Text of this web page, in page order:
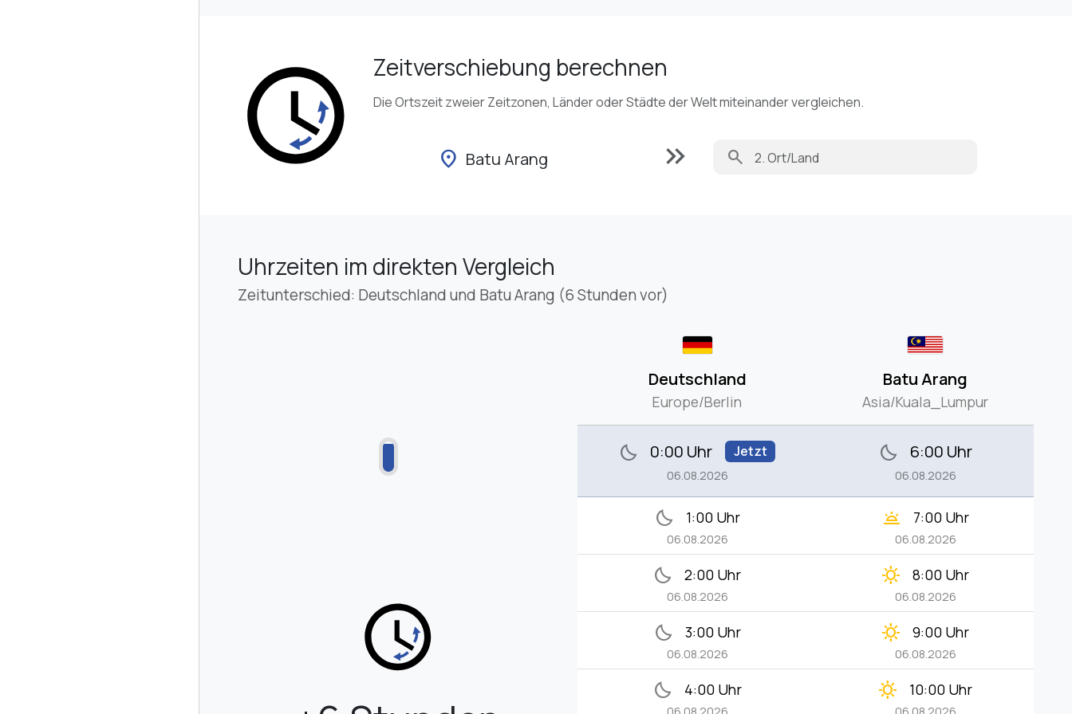
Zeitverschiebung berechnen
Die Ortszeit zweier Zeitzonen, Länder oder Städte der Welt miteinander vergleichen.
location_on Batu Arang keyboard_double_arrow_right search
Uhrzeiten im direkten Vergleich
Zeitunterschied: Deutschland und Batu Arang (6 Stunden vor)
Deutschland
Europe/Berlin
Batu Arang
Asia/Kuala_Lumpur
bedtime 0:00 Uhr Jetzt
06.08.2026
bedtime 6:00 Uhr
06.08.2026
bedtime 1:00 Uhr
06.08.2026
wb_twilight 7:00 Uhr
06.08.2026
bedtime 2:00 Uhr
06.08.2026
clear_day 8:00 Uhr
06.08.2026
bedtime 3:00 Uhr
06.08.2026
clear_day 9:00 Uhr
06.08.2026
bedtime 4:00 Uhr clear_day 10:00 Uhr